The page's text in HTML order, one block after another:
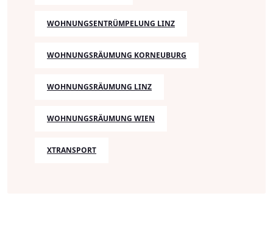
WOHNUNGSENTRÜMPELUNG LINZ
WOHNUNGSRÄUMUNG KORNEUBURG
WOHNUNGSRÄUMUNG LINZ
WOHNUNGSRÄUMUNG WIEN
XTRANSPORT